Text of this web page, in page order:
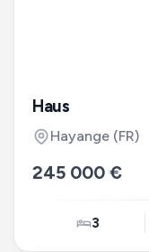
Haus
Hayange (FR)
245 000 €
3